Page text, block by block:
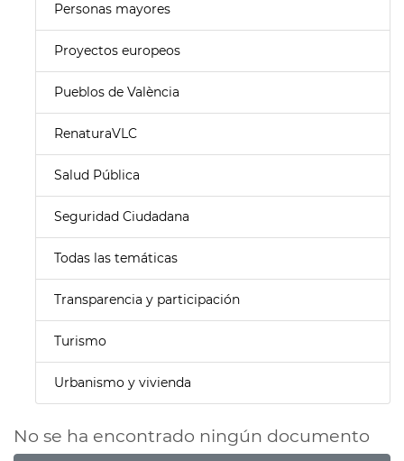
Personas mayores
Proyectos europeos
Pueblos de València
RenaturaVLC
Salud Pública
Seguridad Ciudadana
Todas las temáticas
Transparencia y participación
Turismo
Urbanismo y vivienda
No se ha encontrado ningún documento